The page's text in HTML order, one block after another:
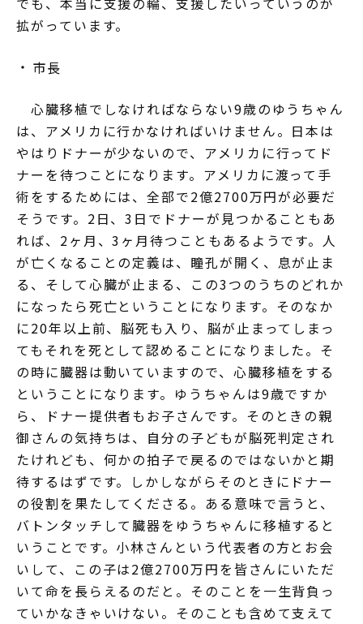
拡がっています。
市長
心臓移植でしなければならない9歳のゆうちゃん
は、アメリカに行かなければいけません。日本は
やはりドナーが少ないので、アメリカに行ってド
ナーを待つことになります。アメリカに渡って手
術をするためには、全部で2億2700万円が必要だ
そうです。2日、3日でドナーが見つかることもあ
れば、2ヶ月、3ヶ月待つこともあるようです。人
が亡くなることの定義は、瞳孔が開く、息が止ま
る、そして心臓が止まる、この3つのうちのどれか
になったら死亡ということになります。そのなか
に20年以上前、脳死も入り、脳が止まってしまっ
てもそれを死として認めることになりました。そ
の時に臓器は動いていますので、心臓移植をする
ということになります。ゆうちゃんは9歳ですか
ら、ドナー提供者もお子さんです。そのときの親
御さんの気持ちは、自分の子どもが脳死判定され
たけれども、何かの拍子で戻るのではないかと期
待するはずです。しかしながらそのときにドナー
の役割を果たしてくださる。ある意味で言うと、
バトンタッチして臓器をゆうちゃんに移植すると
いうことです。小林さんという代表者の方とお会
いして、この子は2億2700万円を皆さんにいただ
いて命を長らえるのだと。そのことを一生背負っ
ていかなきゃいけない。そのことも含めて支えて